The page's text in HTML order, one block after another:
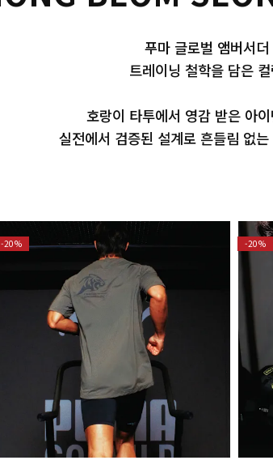
푸마 글로벌 앰버서
트레이닝 철학을 담은
호랑이 타투에서 영감 받은 아
실전에서 검증된 설계로 흔들림 없
-20% -20%